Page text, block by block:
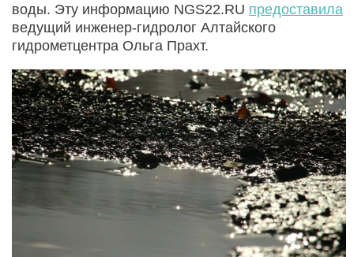
воды. Эту информацию NGS22.RU предоставила
ведущий инженер-гидролог Алтайского
гидрометцентра Ольга Прахт.